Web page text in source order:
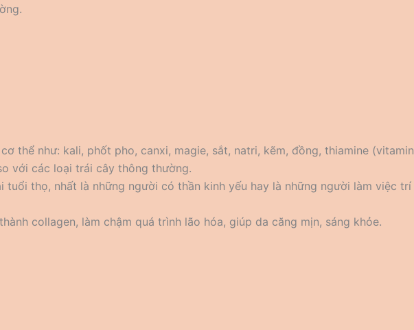
thể như: kali, phốt pho, canxi, magie, sắt, natri, kẽm, đồng, thiamine (vitamin
với các loại trái cây thông thường.
thọ, nhất là những người có thần kinh yếu hay là những người làm việc trí
collagen, làm chậm quá trình lão hóa, giúp da căng mịn, sáng khỏe.